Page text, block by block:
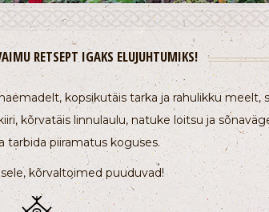
RETSEPT IGAKS ELUJUHTUMIKS!
kopsikutäis tarka ja rahulikku meelt,
kõrvatäis linnulaulu, natuke loitsu ja
tarbida piiramatus koguses.
kõrvaltoimed puuduvad!